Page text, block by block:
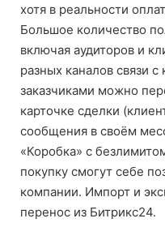
хотя в реальности
Большое количество
включая аудиторов и
разных каналов связи
заказчиками можно
карточке сделки
сообщения в своём
«Коробка» с
покупку смогут себе
компании. Импорт и
перенос из Битрикс24.